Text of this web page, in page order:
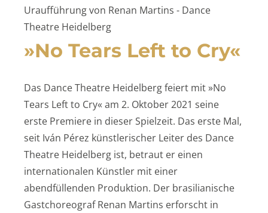
Uraufführung von Renan Martins - Dance
Theatre Heidelberg
»No Tears Left to Cry«
Das Dance Theatre Heidelberg feiert mit »No
Tears Left to Cry« am 2. Oktober 2021 seine
erste Premiere in dieser Spielzeit. Das erste Mal,
seit Iván Pérez künstlerischer Leiter des Dance
Theatre Heidelberg ist, betraut er einen
internationalen Künstler mit einer
abendfüllenden Produktion. Der brasilianische
Gastchoreograf Renan Martins erforscht in